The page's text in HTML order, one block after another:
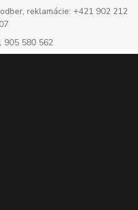
reklamácie: +421 902 212
905 580 562